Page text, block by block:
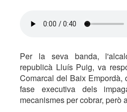
Per la seva banda,
republicà Lluís Puig, va
Comarcal del Baix Empordà,
fase executiva dels
mecanismes per cobrar, però